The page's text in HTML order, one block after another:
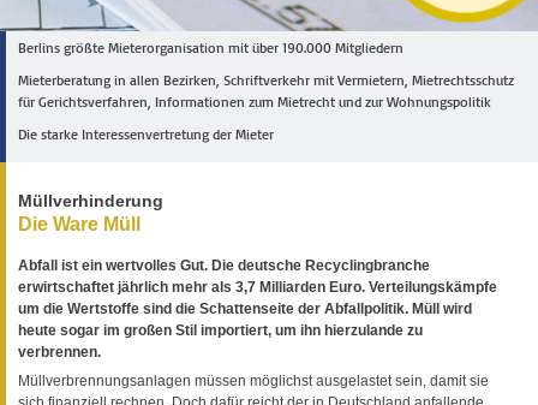
Berlins größte Mieterorganisation mit über 190.000 Mitgliedern
Mieterberatung in allen Bezirken, Schriftverkehr mit Vermietern, Mietrechtsschutz
für Gerichtsverfahren, Informationen zum Mietrecht und zur Wohnungspolitik
Die starke Interessenvertretung der Mieter
Müllverhinderung
Die Ware Müll
Abfall ist ein wertvolles Gut. Die deutsche Recyclingbranche
erwirtschaftet jährlich mehr als 3,7 Milliarden Euro. Verteilungskämpfe
um die Wertstoffe sind die Schattenseite der Abfallpolitik. Müll wird
heute sogar im großen Stil importiert, um ihn hierzulande zu
verbrennen.
Müllverbrennungsanlagen müssen möglichst ausgelastet sein, damit sie